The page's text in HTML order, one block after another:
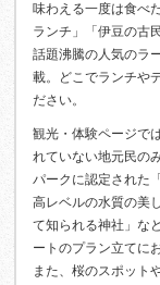
味わえる一度は食べ
ランチ」「伊豆の古
話題沸騰の人気のラ
載。どこでランチや
ださい。
観光・体験ページで
れていない地元民の
パークに認定された
高レベルの水質の美
て知られる神社」な
ートのプラン立てに
また、桜のスポット